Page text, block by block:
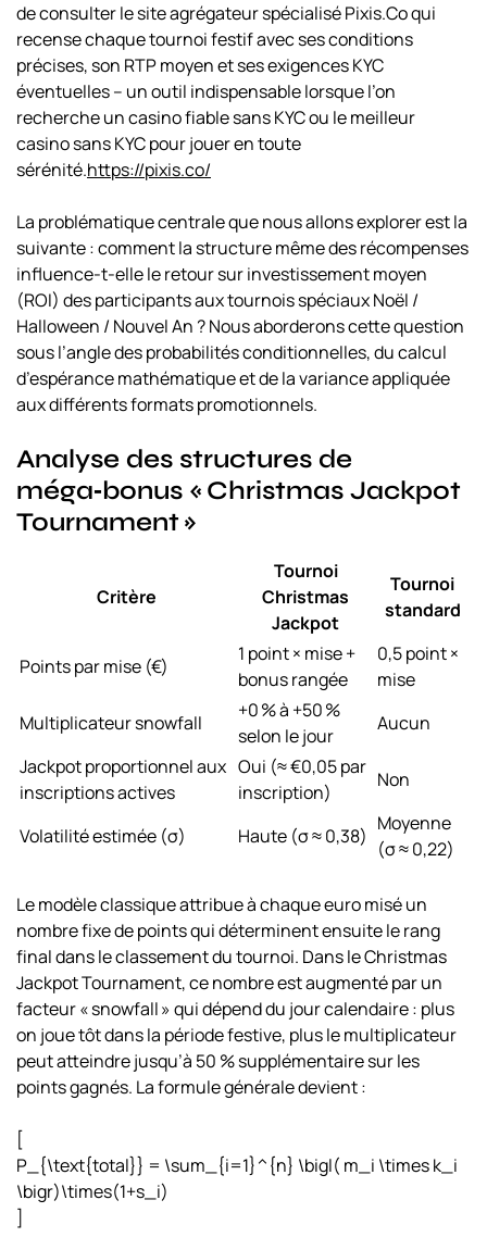
de consulter le site agrégateur spécialisé Pixis.Co qui
recense chaque tournoi festif avec ses conditions
précises, son RTP moyen et ses exigences KYC
éventuelles – un outil indispensable lorsque l’on
recherche uncasino fiable sans KYCou lemeilleur
casino sans KYCpour jouer en toute
sérénité.https://pixis.co/
La problématique centrale que nous allons explorer est la
suivante : comment la structure même des récompenses
influence-t-elle le retour sur investissement moyen
(ROI) des participants aux tournois spéciaux Noël /
Halloween / Nouvel An ? Nous aborderons cette question
sous l’angle des probabilités conditionnelles, du calcul
d’espérance mathématique et de la variance appliquée
aux différents formats promotionnels.
Analyse des structures de
méga‑bonus « Christmas Jackpot
Tournament »
Critère
Tournoi
Christmas
Jackpot
Tournoi
standard
Points par mise (€)
1 point × mise +
bonus rangée
0,5 point ×
mise
Multiplicateur snowfall
+0 % à +50 %
selon le jour
Aucun
Jackpot proportionnel aux
inscriptions actives
Oui (≈ €0,05 par
inscription)
Non
Volatilité estimée (σ) Haute (σ ≈ 0,38)
Moyenne
(σ ≈ 0,22)
Le modèle classique attribue à chaque euro misé un
nombre fixe de points qui déterminent ensuite le rang
final dans le classement du tournoi. Dans leChristmas
Jackpot Tournament, ce nombre est augmenté par un
facteur « snowfall » qui dépend du jour calendaire : plus
on joue tôt dans la période festive, plus le multiplicateur
peut atteindre jusqu’à 50 % supplémentaire sur les
points gagnés. La formule générale devient :
[
P_{\text{total}} = \sum_{i=1}^{n} \bigl( m_i \times k_i
\bigr)\times(1+s_i)
]